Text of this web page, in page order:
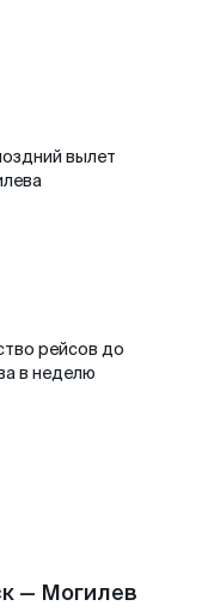
вылет
рейсов до
в неделю
— Могилев